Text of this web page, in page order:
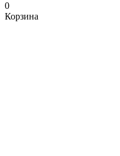
0
Корзина